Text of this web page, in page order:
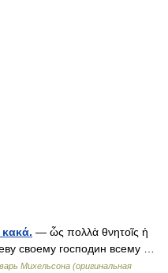
κακά. — ὧς πολλὰ θνητοῖς ἡ
своему господин всему …
Михельсона (оригинальная